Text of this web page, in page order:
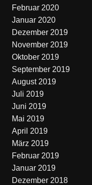
Februar 2020
Januar 2020
Dezember 2019
November 2019
Oktober 2019
September 2019
August 2019
Juli 2019
Juni 2019
Mai 2019
April 2019
März 2019
Februar 2019
Januar 2019
Dezember 2018